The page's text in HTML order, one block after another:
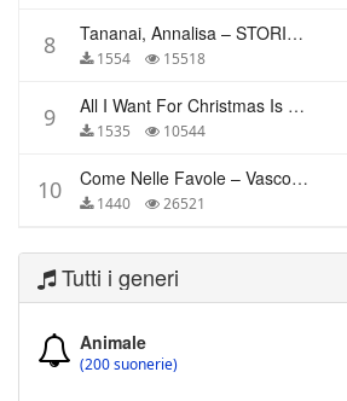
8 Tananai, Annalisa – STORIE BREVI
1554 15518
9 All I Want For Christmas Is You – Mariah Carey
1535 10544
10 Come Nelle Favole – Vasco Rossi
1440 26521
Tutti i generi
Animale
(200 suonerie)